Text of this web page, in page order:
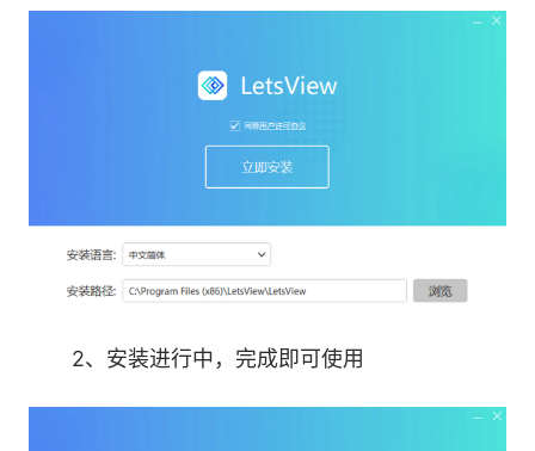
投屏过程中，在输入密码或执行安全相关操作
5.极致大屏纵享视觉盛宴
与家人或朋友共享照片、电影、手机游戏屏幕和其
他应用程序内容。支持华为智慧屏、创维、小米、
2、安装进行中，完成即可使用